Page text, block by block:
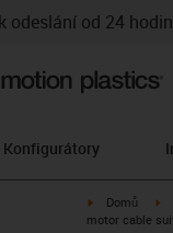
odeslání od 24 hodin
Konfigurátory
igus-icon-
Domů
motor cable